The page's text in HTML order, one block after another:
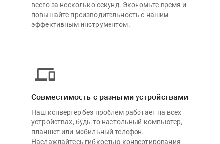
всего за несколько секунд. Экономьте время и
повышайте производительность с нашим
эффективным инструментом.
Совместимость с разными устройствами
Наш конвертер без проблем работает на всех
устройствах, будь то настольный компьютер,
планшет или мобильный телефон.
Наслаждайтесь гибкостью конвертирования